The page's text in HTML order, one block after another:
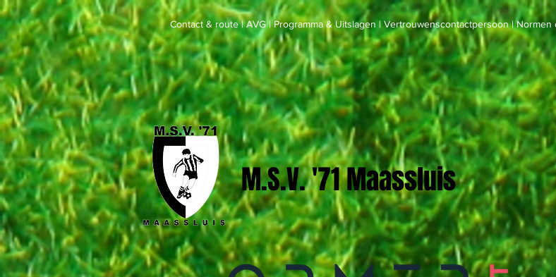
Contact & route|AVG|Programma & Uitslagen| Vertrouwenscontactpersoon|Normen
M.S.V. '71 Maassluis